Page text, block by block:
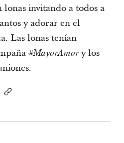
invitando a todos a
y adorar en el
Las lonas tenían
#MayorAmory los